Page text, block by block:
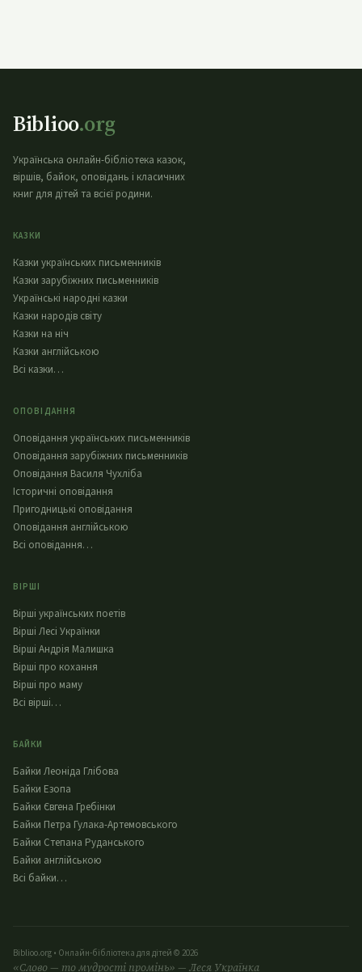
Biblioo.org
Українська онлайн-бібліотека казок,
віршів, байок, оповідань і класичних
книг для дітей та всієї родини.
КАЗКИ
Казки українських письменників
Казки зарубіжних письменників
Українські народні казки
Казки народів світу
Казки на ніч
Казки англійською
Всі казки…
ОПОВІДАННЯ
Оповідання українських письменників
Оповідання зарубіжних письменників
Оповідання Василя Чухліба
Історичні оповідання
Пригодницькі оповідання
Оповідання англійською
Всі оповідання…
ВІРШІ
Вірші українських поетів
Вірші Лесі Українки
Вірші Андрія Малишка
Вірші про кохання
Вірші про маму
Всі вірші…
БАЙКИ
Байки Леоніда Глібова
Байки Езопа
Байки Євгена Гребінки
Байки Петра Гулака-Артемовського
Байки Степана Руданського
Байки англійською
Всі байки…
Biblioo.org • Онлайн-бібліотека для дітей © 2026
«Слово — то мудрості промінь» — Леся Українка